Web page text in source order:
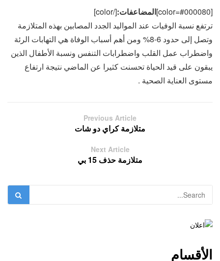
[color=#000080] المضاعفات:[/color]
ترتفع نسبة الوفيات عند المواليد الجدد المصابين بهذه المتلازمة
وتصل إلى حدود 6-8% ومن أهم أسباب الوفاة هي التهابات الرئة
واضطراب عمل القلب واضطرابات التنفس ونسبة الأطفال الذين
يبقون على قيد الحياة تحسنت كثيرا عن الماضي نتيجة ارتفاع
مستوى العناية الصحية .
Previous Article
متلازمة كراي دو شات
Next Article
متلازمة حذف 15 بي
الأقسام